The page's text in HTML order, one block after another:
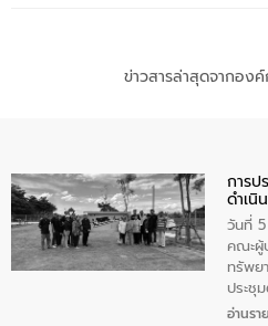
ข่าวสารล่าสุดจากองค์
การป
ดำเ
ทรัพย
ปีงบ
วันที่
คณะผู้
ทรัพย
ประชุ
ตามพ
อ่านรา